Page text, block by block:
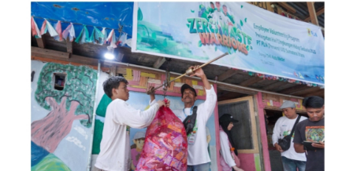
OPINI
Informasi
INDEKS
BERITA
KONTAK